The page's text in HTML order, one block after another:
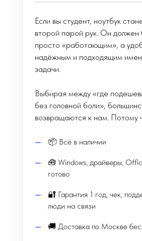
Если вы студент, ноутбук
второй парой рук. Он должен
просто «работающим», а
надёжным и подходящим
задачи.
Выбирая между «где
без головной боли»,
возвращаются к нам. Потому
📦 Всё в наличии
🧰 Windows, драйверы,
готово
🔐 Гарантия 1 год, чек,
люди на связи
🚚 Доставка по Москве